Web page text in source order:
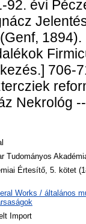
92. évi
706-
Nekrológ
Tudományos
Értesítő, 5. kötet
Works / általános
Import